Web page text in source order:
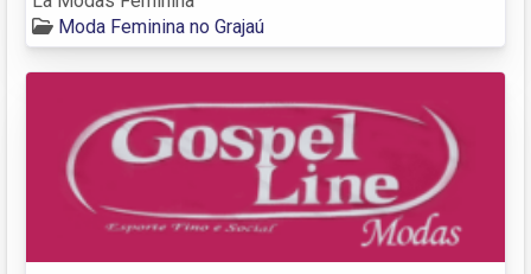
Moda Feminina no Grajaú